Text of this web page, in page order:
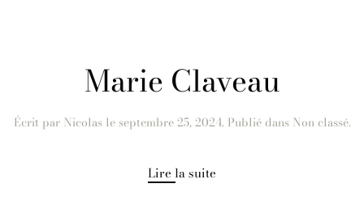
Marie Claveau
Écrit par Nicolasleseptembre 25, 2024. Publié dans Non classé.
Lire la suite